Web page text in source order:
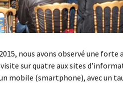
nous avons observé une forte
sur quatre aux sites
mobile (smartphone), avec un